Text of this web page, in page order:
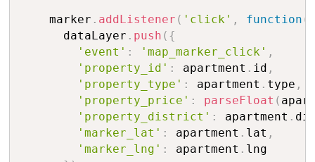
    marker
. addListener ( 'click' , function (
      dataLayer
. push ( {
'event' : 'map_marker_click' ,
'property_id' : apartment . id ,
'property_type' : apartment . type ,
'property_price' : parseFloat (
'property_district' : apartment .
'marker_lat' : apartment . lat ,
'marker_lng' : apartment . lng